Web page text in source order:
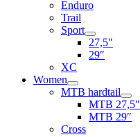
Enduro
Trail
Sport
27,5″
29″
XC
Women
MTB hardtail
MTB 27,5″
MTB 29″
Cross